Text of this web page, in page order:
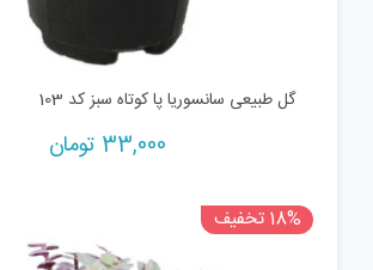
گل طبیعی سانسوریا پا کوتاه سبز کد 103
33,000 تومان
18% تخفیف